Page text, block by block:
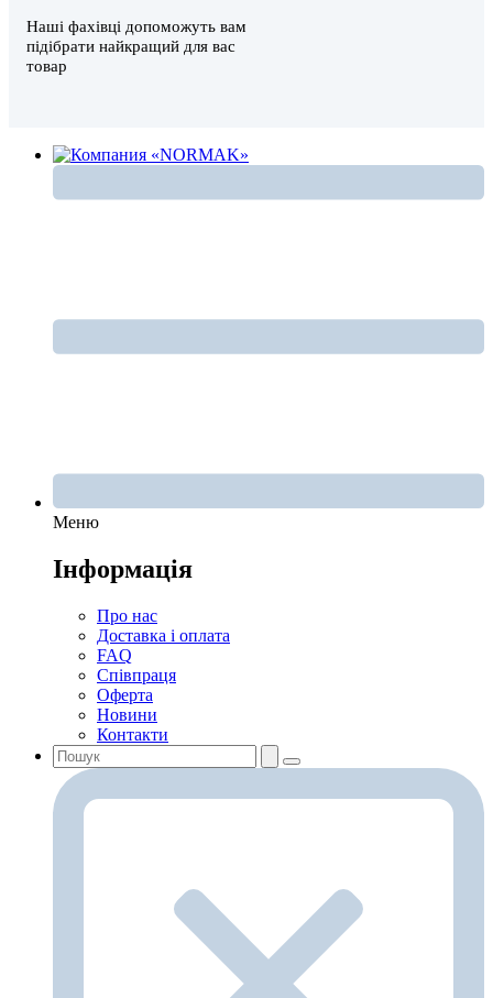
Наші фахівці допоможуть вам
підібрати найкращий для вас
товар
Меню
Інформація
Про нас
Доставка і оплата
FAQ
Співпраця
Оферта
Новини
Контакти